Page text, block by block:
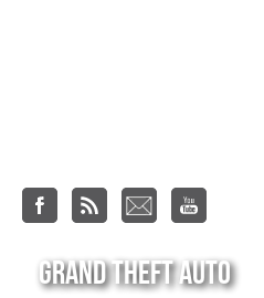
Grand Theft Auto